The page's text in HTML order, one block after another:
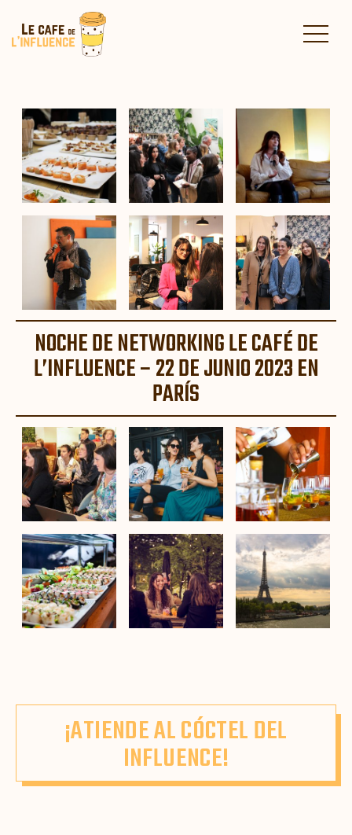
NOCHE DE NETWORKING LE CAFÉ DE
L’INFLUENCE – 22 DE JUNIO 2023 EN
PARÍS
¡ATIENDE AL CÓCTEL DEL
INFLUENCE!